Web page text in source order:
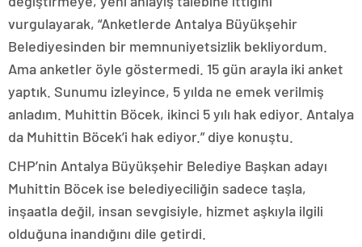
vurgulayarak, “Anketlerde Antalya Büyükşehir
Belediyesinden bir memnuniyetsizlik bekliyordum.
Ama anketler öyle göstermedi. 15 gün arayla iki anket
yaptık. Sunumu izleyince, 5 yılda ne emek verilmiş
anladım. Muhittin Böcek, ikinci 5 yılı hak ediyor. Antalya
da Muhittin Böcek’i hak ediyor.” diye konuştu.
CHP’nin Antalya Büyükşehir Belediye Başkan adayı
Muhittin Böcek ise belediyeciliğin sadece taşla,
inşaatla değil, insan sevgisiyle, hizmet aşkıyla ilgili
olduğuna inandığını dile getirdi.